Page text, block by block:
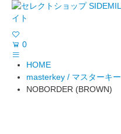
0
HOME
masterkey / マスターキー
NOBORDER (BROWN)